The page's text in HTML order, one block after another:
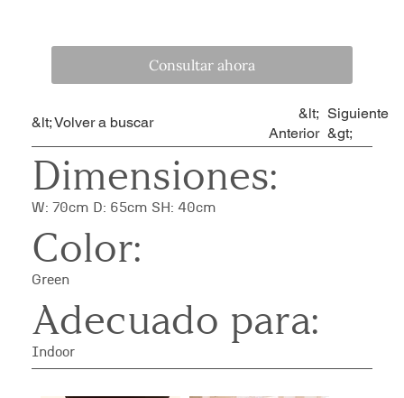
&lt; Volver a buscar
&lt;
Anterior
Siguiente
&gt;
Dimensiones:
Color:
Adecuado para:
W: 70cm D: 65cm SH: 40cm
Green
Indoor
Consultar ahora